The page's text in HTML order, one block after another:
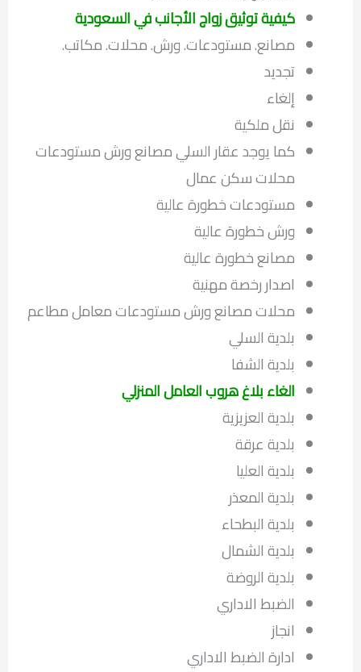
كيفية توثيق زواج الأجانب في السعودية
مصانع. مستودعات. ورش. محلات. مكاتب.
تجديد
إلغاء
نقل ملكية
كما يوجد عقار السلي مصانع ورش مستودعات
محلات سكن عمال
مستودعات خطورة عالية
ورش خطورة عالية
مصانع خطورة عالية
اصدار رخصة مهنية
محلات مصانع ورش مستودعات معامل مطاعم
بلدية السلي
بلدية الشفا
الغاء بلاغ هروب العامل المنزلي
بلدية العزيزية
بلدية عرقة
بلدية العليا
بلدية المعذر
بلدية البطحاء
بلدية الشمال
بلدية الروضة
الضبط الاداري
انجاز
ادارة الضبط الاداري